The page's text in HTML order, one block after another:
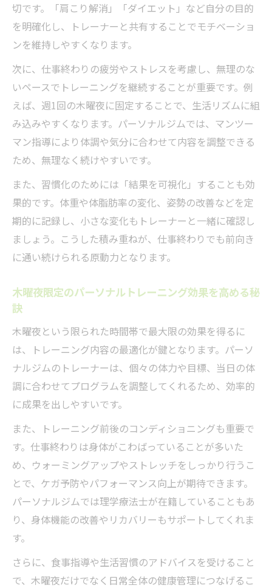
木曜夜に最適なパーソナルトレーニング施
設選び
快適な空間でパーソナルトレーニングを続
ける秘訣
心斎橋駅近パーソナルトレーニングで快適
さを重視
木曜夜の疲労回復に効果的なトレーニング
の工夫
パーソナルトレーニングで快適な運動習慣
を実現
短時間でも実感できる効果的トレーニング法
短時間集中パーソナルトレーニングの魅力
とは
木曜夜におすすめの効率的パーソナルトレ
心斎橋駅で実践できる時短パーソナルトレ
50分で成果を実感するパーソナルトレーニ
ングコツ
短時間でも続くパーソナルトレーニングの
工夫
パーソナルトレーニングジムの選び方と比
心斎橋駅近で見つける自分に合うパーソナ
ルトレーニング
トレーナーの質で選ぶパーソナルトレーニ
パーソナルトレーニングジムの設備チェッ
クポイント
切です。「肩こり解消」「ダイエット」など自分の目的
を明確化し、トレーナーと共有することでモチベーショ
ンを維持しやすくなります。
次に、仕事終わりの疲労やストレスを考慮し、無理のな
いペースでトレーニングを継続することが重要です。例
えば、週1回の木曜夜に固定することで、生活リズムに組
み込みやすくなります。パーソナルジムでは、マンツー
マン指導により体調や気分に合わせて内容を調整できる
ため、無理なく続けやすいです。
また、習慣化のためには「結果を可視化」することも効
果的です。体重や体脂肪率の変化、姿勢の改善などを定
期的に記録し、小さな変化もトレーナーと一緒に確認し
ましょう。こうした積み重ねが、仕事終わりでも前向き
に通い続けられる原動力となります。
木曜夜限定のパーソナルトレーニング効果を高める秘
訣
木曜夜という限られた時間帯で最大限の効果を得るに
は、トレーニング内容の最適化が鍵となります。パーソ
ナルジムのトレーナーは、個々の体力や目標、当日の体
調に合わせてプログラムを調整してくれるため、効率的
に成果を出しやすいです。
また、トレーニング前後のコンディショニングも重要で
す。仕事終わりは身体がこわばっていることが多いた
め、ウォーミングアップやストレッチをしっかり行うこ
とで、ケガ予防やパフォーマンス向上が期待できます。
パーソナルジムでは理学療法士が在籍していることもあ
り、身体機能の改善やリカバリーもサポートしてくれま
す。
さらに、食事指導や生活習慣のアドバイスを受けること
で、木曜夜だけでなく日常全体の健康管理につなげるこ